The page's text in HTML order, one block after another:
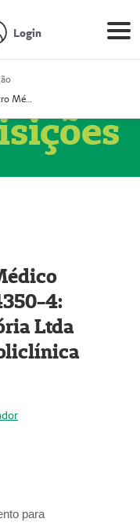
Login
Prestador Centro Médico Vitória Ltda, 51004350-4: Centro Médico Vitória Ltda (Nome Fantasia: Policlínica Master)
4:
Ltda
para